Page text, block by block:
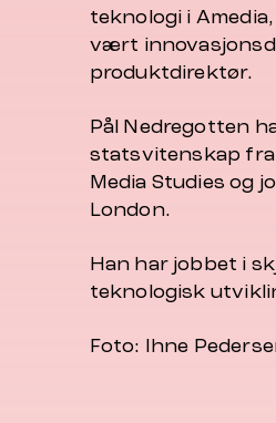
teknologi i
vært
produktdirektør.
Pål Nedregotten
statsvitenskap fra
Media Studies og
London.
Han har jobbet i
teknologisk
Foto: Ihne